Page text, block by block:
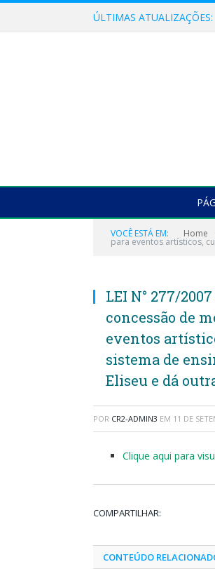
ÚLTIMAS ATUALIZAÇÕES:
VOCÊ ESTÁ EM: Home
para eventos artísticos,
LEI N° 277/2007
concessão de
eventos
sistema de
Eliseu e dá
POR CR2-ADMIN3 EM 11 DE
Clique aqui para
COMPARTILHAR:
CONTEÚDO